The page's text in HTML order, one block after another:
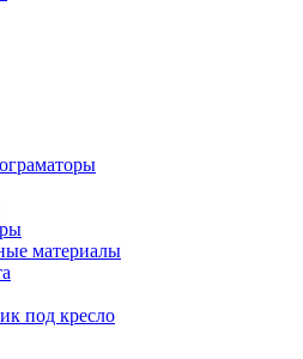
материалы
под кресло